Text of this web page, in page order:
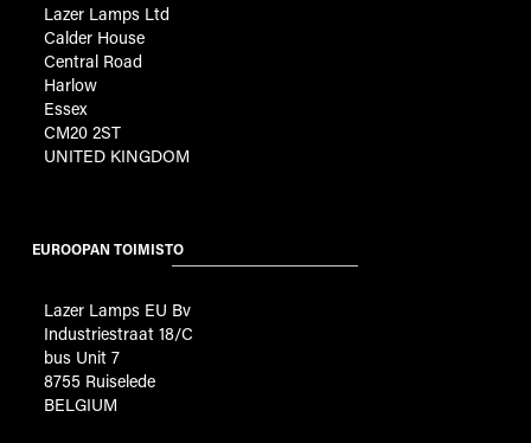
Lazer Lamps Ltd
Calder House
Central Road
Harlow
Essex
CM20 2ST
UNITED KINGDOM
EUROOPAN TOIMISTO
Lazer Lamps EU Bv
Industriestraat 18/C
bus Unit 7
8755 Ruiselede
BELGIUM